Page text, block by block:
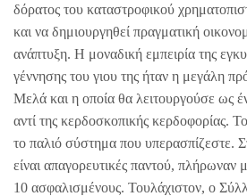
δόρατος του καταστροφικού
και να δημιουργηθεί πραγματική
ανάπτυξη. Η μοναδική εμπειρία της
γέννησης του γιου της ήταν η μεγάλη
Μελά και η οποία θα λειτουργούσε ως
αντί της κερδοσκοπικής κερδοφορίας.
το παλιό σύστημα που υπερασπίζεστε.
είναι απαγορευτικές παντού, πλήρωναν
10 ασφαλισμένους. Τουλάχιστον, ο